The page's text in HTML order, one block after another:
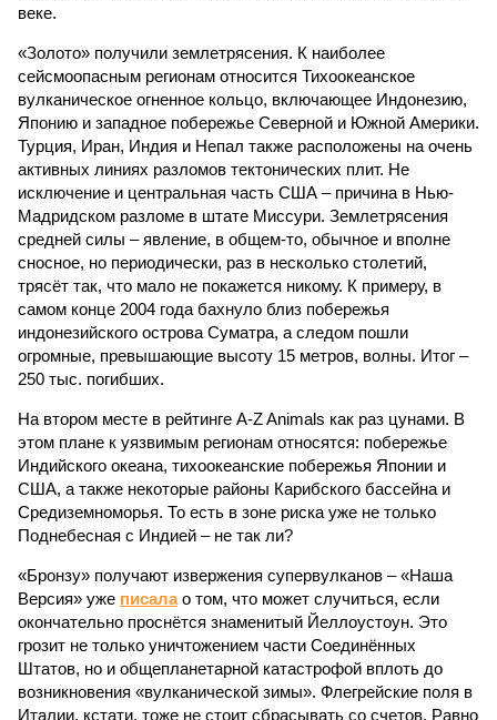
веке.
«Золото» получили землетрясения. К наиболее
сейсмоопасным регионам относится Тихоокеанское
вулканическое огненное кольцо, включающее Индонезию,
Японию и западное побережье Северной и Южной Америки.
Турция, Иран, Индия и Непал также расположены на очень
активных линиях разломов тектонических плит. Не
исключение и центральная часть США – причина в Нью-
Мадридском разломе в штате Миссури. Землетрясения
средней силы – явление, в общем-то, обычное и вполне
сносное, но периодически, раз в несколько столетий,
трясёт так, что мало не покажется никому. К примеру, в
самом конце 2004 года бахнуло близ побережья
индонезийского острова Суматра, а следом пошли
огромные, превышающие высоту 15 метров, волны. Итог –
250 тыс. погибших.
На втором месте в рейтинге A-Z Animals как раз цунами. В
этом плане к уязвимым регионам относятся: побережье
Индийского океана, тихо­океанские побережья Японии и
США, а также некоторые районы Карибского бассейна и
Средиземноморья. То есть в зоне риска уже не только
Поднебесная с Индией – не так ли?
«Бронзу» получают извержения супервулканов – «Наша
Версия» уже писалао том, что может случиться, если
окончательно проснётся знаменитый Йеллоустоун. Это
грозит не только уничтожением части Соединённых
Штатов, но и общепланетарной катастрофой вплоть до
возникновения «вулканической зимы». Флегрейские поля в
Италии, кстати, тоже не стоит сбрасывать со счетов. Равно